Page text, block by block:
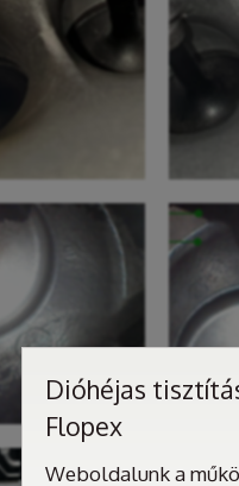
Dióhéjas
Flopex
Weboldalunk a